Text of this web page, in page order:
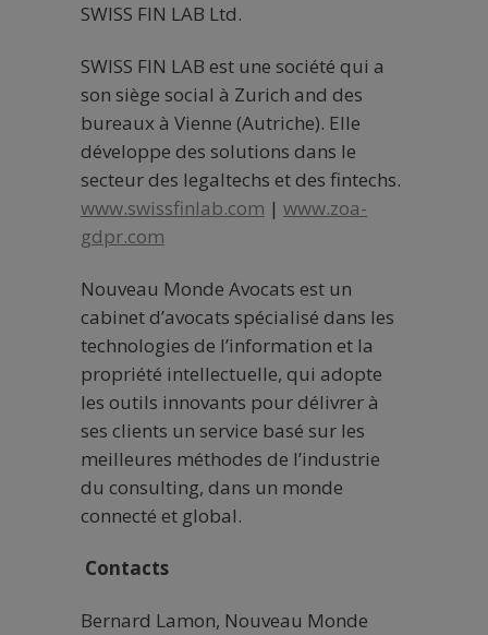
SWISS FIN LAB Ltd.
SWISS FIN LAB est une société qui a
son siège social à Zurich and des
bureaux à Vienne (Autriche). Elle
développe des solutions dans le
secteur des legaltechs et des fintechs.
www.swissfinlab.com | www.zoa-
gdpr.com
Nouveau Monde Avocats est un
cabinet d’avocats spécialisé dans les
technologies de l’information et la
propriété intellectuelle, qui adopte
les outils innovants pour délivrer à
ses clients un service basé sur les
meilleures méthodes de l’industrie
du consulting, dans un monde
connecté et global.
Contacts
Bernard Lamon, Nouveau Monde